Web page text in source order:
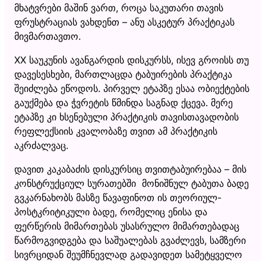
მხატვრები მაშინ ვართ, როცა საკუთარი თავის
ფრუსტრაციას ვახდენთ – ანუ ასკეტურ პრაქტიკას
მივმართავთო.
XX საუკუნის ავანგარდის დისკურსს, ისევ გროისს თუ
დავესესხები, მართლაცდა ტაბუირების პრაქტიკა
შეიძლება ეწოდოს. პირველ ეტაპზე ესაა ობიექტების
გაუქმება და ჭვრეტის წმინდა საგნად ქცევა. მერე
ეტაპზე კი ხსენებული პრაქტიკის თავისთავადობის
რეფლექსიის კვალობაზე თვით ამ პრაქტიკის
აკრძალვაც.
დავით კაკაბაძის დისკურსიც თვითტაბუირებაა – მის
კონსტრუქციულ სურათებში მონიშნულ ტაბუთა ბადე
გვკარნახობს მასზე წავაფინოთ ის თეორიულ-
პოსტკრიტიკული ბადე, რომელიც ენისა და
ფერწერის მიმართებას უსასრულო მიმართებადაც
წარმოგვიდგება და საშუალებას გვაძლევს, სამზერი
სივრციდან შეუმჩნევლად გადავიდეთ სამეტყველო